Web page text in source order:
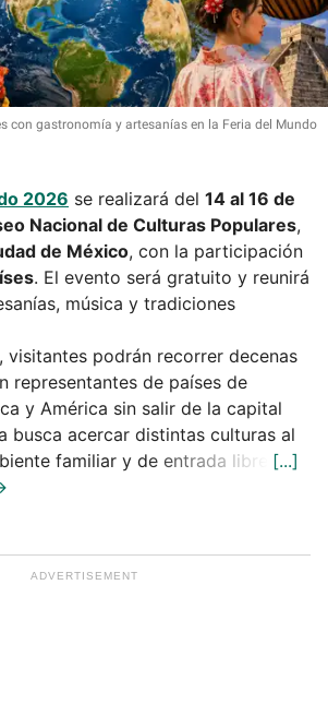
con gastronomía y artesanías en la Feria del Mundo
2026 se realizará del 14 al 16 de
Nacional de Culturas Populares,
de México, con la participación
. El evento será gratuito y reunirá
música y tradiciones
visitantes podrán recorrer decenas
representantes de países de
y América sin salir de la capital
busca acercar distintas culturas al
familiar y de entrada libre.